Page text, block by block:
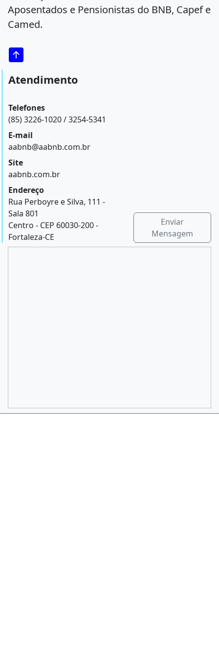
Aposentados e Pensionistas do BNB, Capef e
Camed.
Atendimento
Telefones
(85) 3226-1020 / 3254-5341
E-mail
aabnb@aabnb.com.br
Site
aabnb.com.br
Endereço
Rua Perboyre e Silva, 111 -
Sala 801
Centro - CEP 60030-200 -
Fortaleza-CE
Enviar
Mensagem